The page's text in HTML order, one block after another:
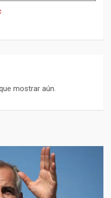
mostrar aún.